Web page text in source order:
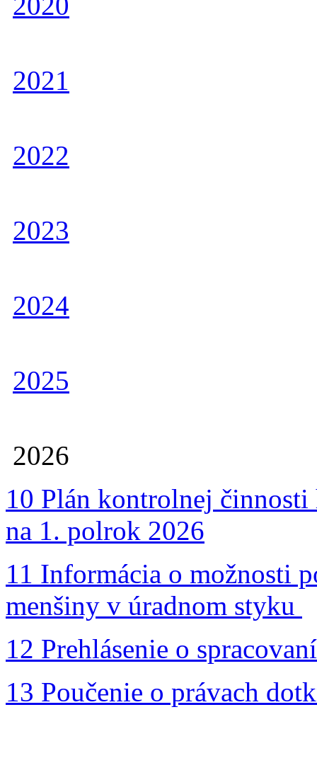
2021
2022
2023
2024
2025
2026
10 Plán kontrolnej
na 1. polrok 2026
11 Informácia o možnosti
menšiny v úradnom styku
12 Prehlásenie o
13 Poučenie o právach